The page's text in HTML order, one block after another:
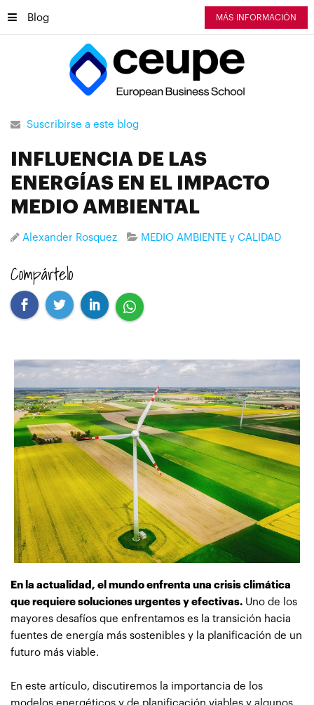
Blog MÁS INFORMACIÓN
Suscribirse a este blog
INFLUENCIA DE LAS
ENERGÍAS EN EL IMPACTO
MEDIO AMBIENTAL
Alexander Rosquez MEDIO AMBIENTE y CALIDAD
Compártelo
En la actualidad, el mundo enfrenta una crisis climática
que requiere soluciones urgentes y efectivas. Uno de los
mayores desafíos que enfrentamos es la transición hacia
fuentes de energía más sostenibles y la planificación de un
futuro más viable.
En este artículo, discutiremos la importancia de los